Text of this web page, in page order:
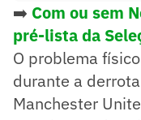
➡️ Com ou sem
pré-lista da
O problema
durante a
Manchester